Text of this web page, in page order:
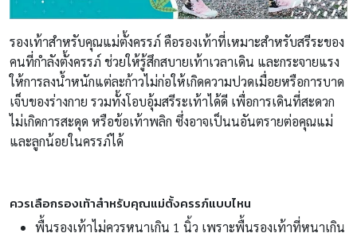
รองเท้าสำหรับคุณแม่ตั้งครรภ์ คือรองเท้าที่เหมาะสำหรับสรีระของ
คนที่กำลังตั้งครรภ์ ช่วยให้รู้สึกสบายเท้าเวลาเดิน และกระจายแรง
ให้การลงน้ำหนักแต่ละก้าวไม่ก่อให้เกิดความปวดเมื่อยหรือการบาด
เจ็บของร่างกาย รวมทั้งโอบอุ้มสรีระเท้าได้ดี เพื่อการเดินที่สะดวก
ไม่เกิดการสะดุด หรือข้อเท้าพลิก ซึ่งอาจเป็นนอันตรายต่อคุณแม่
และลูกน้อยในครรภ์ได้
ควรเลือกรองเท้าสำหรับคุณแม่ตั้งครรภ์แบบไหน
พื้นรองเท้าไม่ควรหนาเกิน 1 นิ้ว เพราะพื้นรองเท้าที่หนาเกิน